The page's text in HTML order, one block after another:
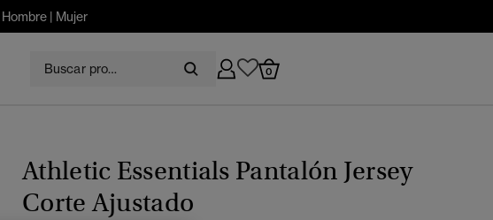
Hombre | Mujer
0
Athletic Essentials Pantalón Jersey
Corte Ajustado